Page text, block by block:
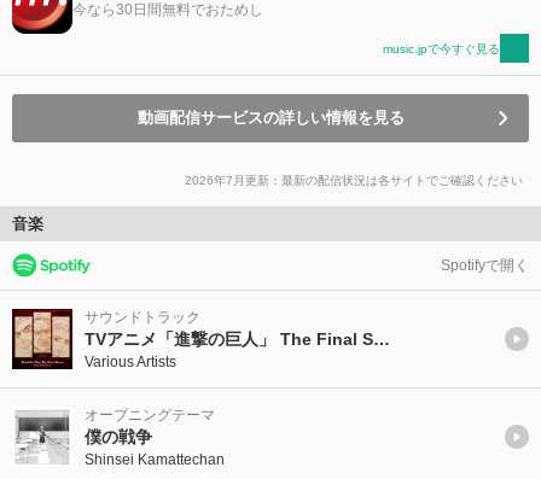
今なら30日間無料でおためし
music.jpで今すぐ見る
動画配信サービスの詳しい情報を見る
2026年7月更新：最新の配信状況は各サイトでご確認ください
音楽
Spotifyで開く
サウンドトラック
TVアニメ「進撃の巨人」 The Final Season Original Soundtrack
Various Artists
オープニングテーマ
僕の戦争
Shinsei Kamattechan